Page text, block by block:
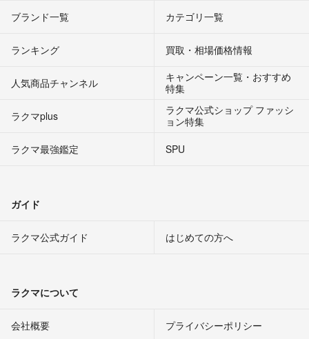
ブランド一覧 カテゴリ一覧
ランキング 買取・相場価格情報
人気商品チャンネル
キャンペーン一覧・おすすめ
特集
ラクマplus
ラクマ公式ショップ ファッシ
ョン特集
ラクマ最強鑑定
SPU
ガイド
ラクマ公式ガイド はじめての方へ
ラクマについて
会社概要 プライバシーポリシー